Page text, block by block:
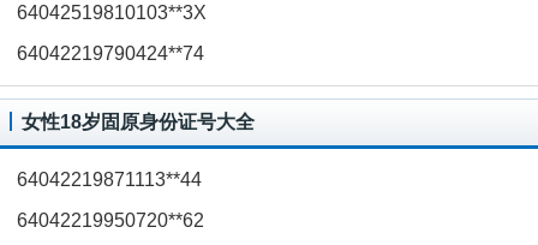
64042519810103**3X
64042219790424**74
女性18岁固原身份证号大全
64042219871113**44
64042219950720**62